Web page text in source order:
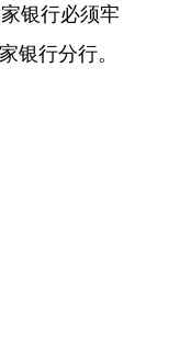
银行必须牢
银行分行。